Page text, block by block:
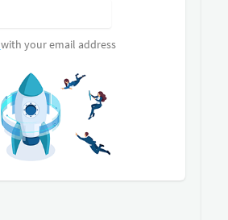
volets roulants.
cours d'amélioration et
surtout pour la
with your email address